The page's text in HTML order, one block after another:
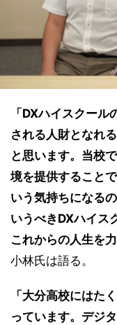
「DXハイスクー
される人財となれ
と思います。当校
境を提供すること
いう気持ちになる
いうべきDXハイス
これからの人生を
小林氏は語る。
「大分高校にはた
っています。デジ